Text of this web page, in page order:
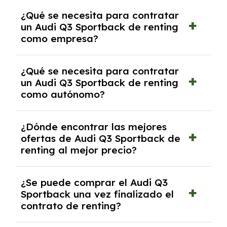
y, en algunos casos, una consulta de solvencia
crediticia y un pago inicial.
¿Qué se necesita para contratar
un Audi Q3 Sportback de renting
como empresa?
documentación financiera y, en algunos
casos, un informe de solvencia de la empresa
y un pago inicial.
¿Qué se necesita para contratar
un Audi Q3 Sportback de renting
como autónomo?
autónomos, justificante de ingresos y, en
algunos casos, un informe fiscal y un pago
inicial.
¿Dónde encontrar las mejores
ofertas de Audi Q3 Sportback de
renting al mejor precio?
mejores ofertas de vehículos de renting con
todos los gastos incluidos y sin pagar
entradas.
¿Se puede comprar el Audi Q3
Sportback una vez finalizado el
contrato de renting?